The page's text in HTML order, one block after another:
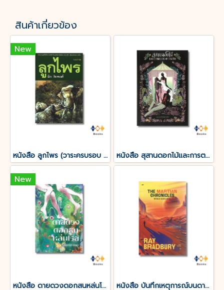
สินค้าเกี่ยวข้อง
New
หนังสือ ลูกไพร (วาระครบรอบ 120 ปีชาตกาลมาลัย ชูพินิจ) หนังสือ สุสานดอกไม้และการตายของความรัก
New
หนังสือ ดายดวงดอกสนหล่นโรย หนังสือ บันทึกเหตุการณ์บนดาวอังคาร THE MARTIAN CHRONICLES